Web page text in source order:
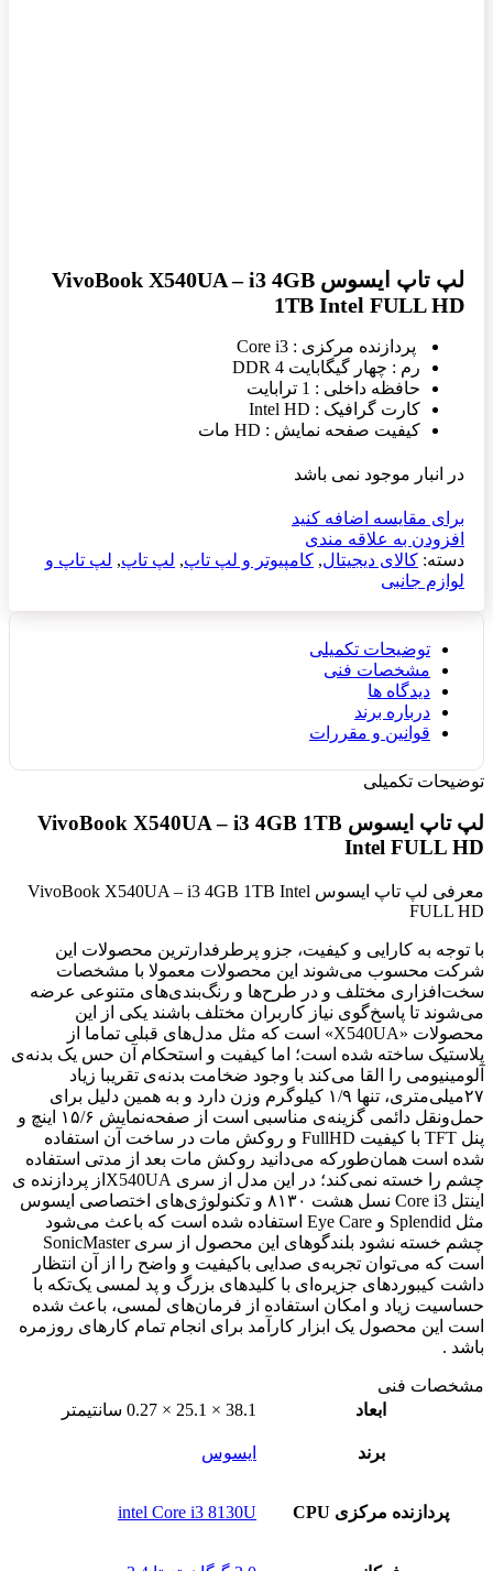
لپ تاپ ایسوس VivoBook X540UA – i3 4GB
1TB Intel FULL HD
پردازنده مرکزی : Core i3
رم : چهار گیگابایت DDR 4
حافظه داخلی : 1 ترابایت
کارت گرافیک : Intel HD
کیفیت صفحه نمایش : HD مات
در انبار موجود نمی باشد
برای مقایسه اضافه کنید
افزودن به علاقه مندی
دسته: کالای دیجیتال, کامپیوتر و لپ تاپ, لپ تاپ, لپ تاپ و
لوازم جانبی
توضیحات تکمیلی
مشخصات فنی
دیدگاه ها
درباره برند
قوانین و مقررات
توضیحات تکمیلی
لپ تاپ ایسوس VivoBook X540UA – i3 4GB 1TB
Intel FULL HD
معرفی لپ تاپ ایسوس VivoBook X540UA – i3 4GB 1TB Intel
FULL HD
با توجه به کارایی و کیفیت، جزو پرطرفدارترین محصولات این
شرکت محسوب می‌شوند این محصولات معمولا با مشخصات
سخت‌افزاری مختلف و در طرح‌ها و رنگ‌بندی‌های متنوعی عرضه
می‌شوند تا پاسخ‌گوی نیاز کاربران مختلف باشند یکی از این
محصولات «X540UA» است که مثل مدل‌های قبلی تماما از
پلاستیک ساخته شده است؛ اما کیفیت و استحکام آن حس یک بدنه‌ی
آلومینیومی را القا می‌کند با وجود ضخامت بدنه‌ی تقریبا زیاد
۲۷میلی‌متری، تنها ۱/۹ کیلوگرم وزن دارد و به همین دلیل برای
حمل‌ونقل دائمی گزینه‌ی مناسبی است از صفحه‌نمایش ۱۵/۶ اینچ و
پنل TFT با کیفیت FullHD و روکش مات در ساخت آن استفاده
شده است همان‌طورکه می‌دانید روکش مات بعد از مدتی استفاده
چشم را خسته نمی‌کند؛ در این مدل از سری X540UAاز پردازنده ی
اینتل Core i3 نسل هشت ۸۱۳۰ و تکنولوژی‌های اختصاصی ایسوس
مثل Splendid و Eye Care استفاده شده است که باعث می‌شود
چشم خسته نشود بلندگوهای این محصول از سری SonicMaster
است که می‌توان تجربه‌ی صدایی باکیفیت و واضح را از آن انتظار
داشت کیبوردهای جزیره‌ای با کلیدهای بزرگ و پد لمسی یک‌تکه با
حساسیت زیاد و امکان استفاده از فرمان‌های لمسی، باعث شده
است این محصول یک ابزار کارآمد برای انجام تمام کارهای روزمره
باشد .
مشخصات فنی
ابعاد
38.1 × 25.1 × 0.27 سانتیمتر
برند ایسوس
پردازنده مرکزی CPU intel Core i3 8130U